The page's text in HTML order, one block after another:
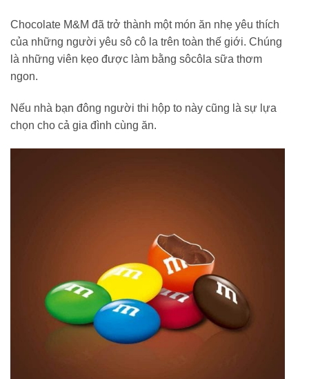
Chocolate M&M đã trở thành một món ăn nhẹ yêu thích
của những người yêu sô cô la trên toàn thế giới. Chúng
là những viên kẹo được làm bằng sôcôla sữa thơm
ngon.
Nếu nhà bạn đông người thi hộp to này cũng là sự lựa
chọn cho cả gia đình cùng ăn.